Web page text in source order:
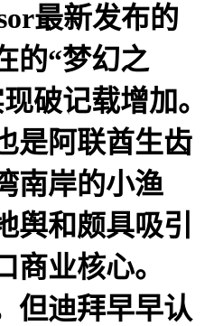
最新发布的
的“梦幻之
破记载增加。
是阿联酋生齿
南岸的小渔
和颇具吸引
业核心。
但迪拜早早认